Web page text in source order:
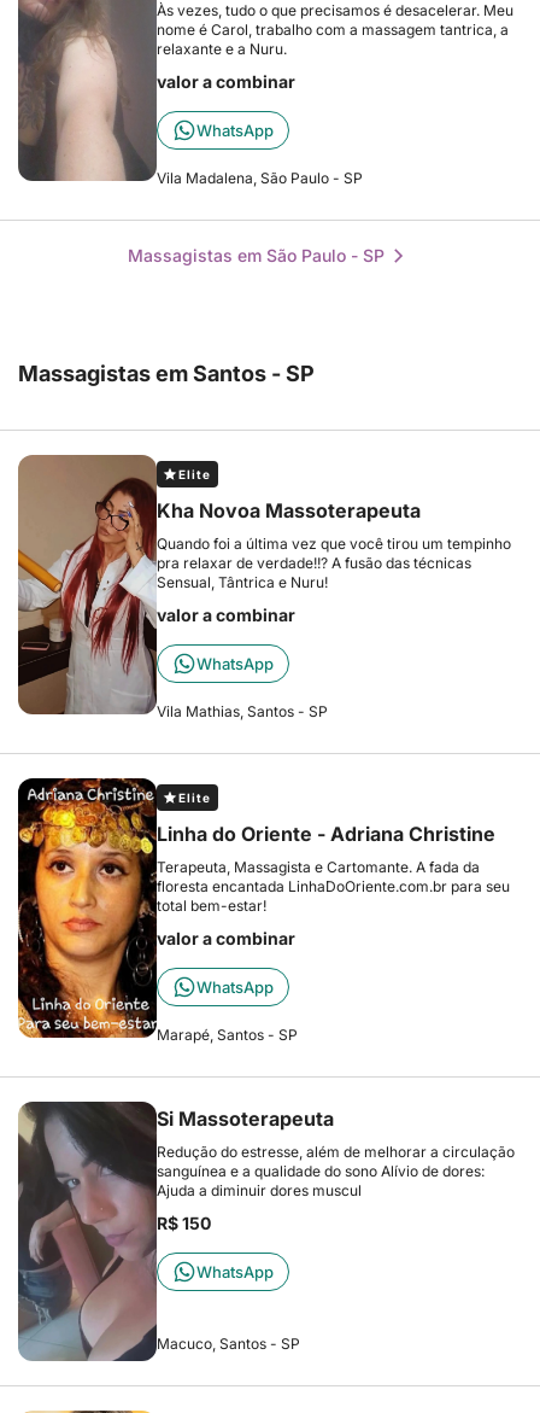
Às vezes, tudo o que precisamos é desacelerar. Meu
nome é Carol, trabalho com a massagem tantrica, a
relaxante e a Nuru.
valor a combinar
WhatsApp
Vila Madalena, São Paulo - SP
Massagistas em São Paulo - SP
Massagistas em Santos - SP
Elite
Kha Novoa Massoterapeuta
Quando foi a última vez que você tirou um tempinho
pra relaxar de verdade!!? A fusão das técnicas
Sensual, Tântrica e Nuru!
valor a combinar
WhatsApp
Vila Mathias, Santos - SP
Elite
Linha do Oriente - Adriana Christine
Terapeuta, Massagista e Cartomante. A fada da
floresta encantada LinhaDoOriente.com.br para seu
total bem-estar!
valor a combinar
WhatsApp
Marapé, Santos - SP
Si Massoterapeuta
Redução do estresse, além de melhorar a circulação
sanguínea e a qualidade do sono Alívio de dores:
Ajuda a diminuir dores muscul
R$ 150
WhatsApp
Macuco, Santos - SP